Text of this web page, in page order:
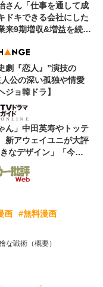
さん「仕事を通して成
ドキできる会社にした
来9期増収&増益を続け
劇『恋人』”演技の
公の深い孤独や情愛
ョ韓ドラ】
ん」中田英寿やトッテ
新アウェイユニが大評
なデザイン」「今年
画 #無料漫画
な戦術（概要）